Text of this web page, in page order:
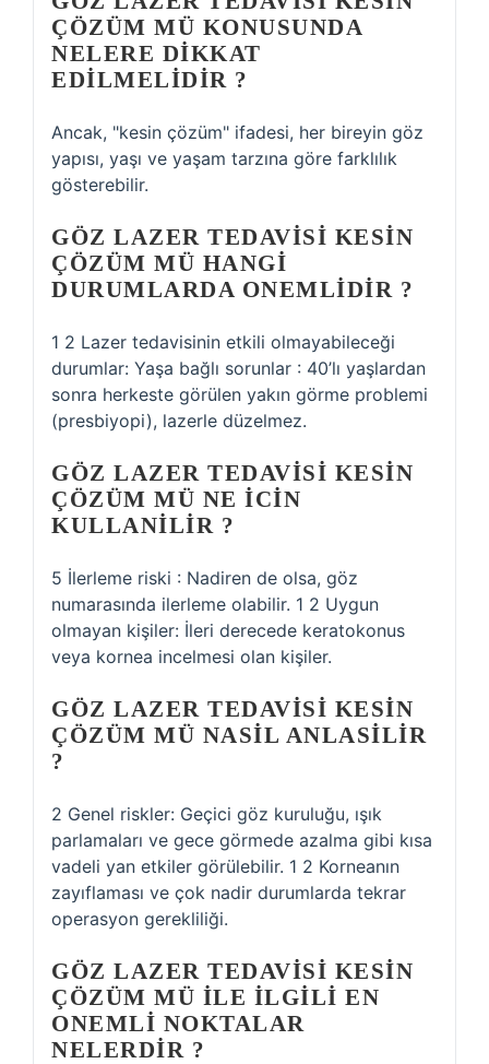
ÇÖZÜM MÜ KONUSUNDA
NELERE DIKKAT
EDILMELIDIR ?
Ancak, "kesin çözüm" ifadesi, her bireyin göz
yapısı, yaşı ve yaşam tarzına göre farklılık
gösterebilir.
GÖZ LAZER TEDAVISI KESIN
ÇÖZÜM MÜ HANGI
DURUMLARDA ONEMLIDIR ?
1 2 Lazer tedavisinin etkili olmayabileceği
durumlar: Yaşa bağlı sorunlar : 40’lı yaşlardan
sonra herkeste görülen yakın görme problemi
(presbiyopi), lazerle düzelmez.
GÖZ LAZER TEDAVISI KESIN
ÇÖZÜM MÜ NE ICIN
KULLANILIR ?
5 İlerleme riski : Nadiren de olsa, göz
numarasında ilerleme olabilir. 1 2 Uygun
olmayan kişiler: İleri derecede keratokonus
veya kornea incelmesi olan kişiler.
GÖZ LAZER TEDAVISI KESIN
ÇÖZÜM MÜ NASIL ANLASILIR
?
2 Genel riskler: Geçici göz kuruluğu, ışık
parlamaları ve gece görmede azalma gibi kısa
vadeli yan etkiler görülebilir. 1 2 Korneanın
zayıflaması ve çok nadir durumlarda tekrar
operasyon gerekliliği.
GÖZ LAZER TEDAVISI KESIN
ÇÖZÜM MÜ ILE ILGILI EN
ONEMLI NOKTALAR
NELERDIR ?